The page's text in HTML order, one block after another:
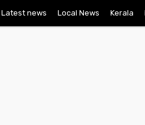
Latest news Local News Kerala